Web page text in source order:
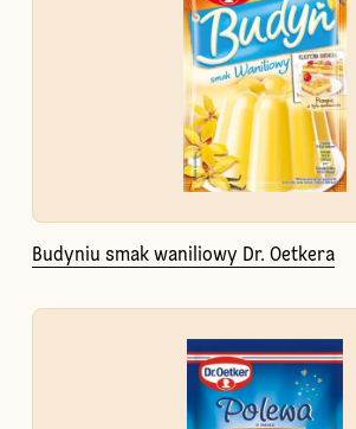
Budyniu smak waniliowy Dr. Oetkera